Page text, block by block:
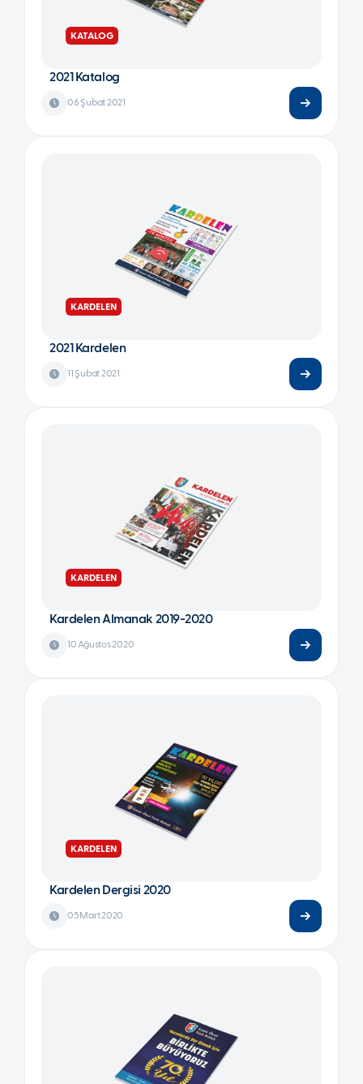
KATALOG
2021 Katalog
06 Şubat 2021
KARDELEN
2021 Kardelen
11 Şubat 2021
KARDELEN
Kardelen Almanak 2019-2020
10 Ağustos 2020
KARDELEN
Kardelen Dergisi 2020
05 Mart 2020